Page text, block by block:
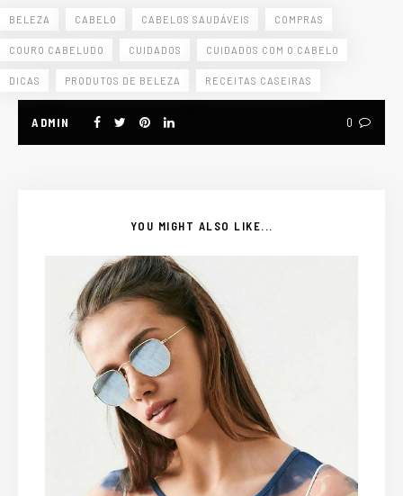
BELEZA CABELO CABELOS SAUDÁVEIS COMPRAS
COURO CABELUDO CUIDADOS CUIDADOS COM O CABELO
DICAS PRODUTOS DE BELEZA RECEITAS CASEIRAS
ADMIN 0
YOU MIGHT ALSO LIKE...